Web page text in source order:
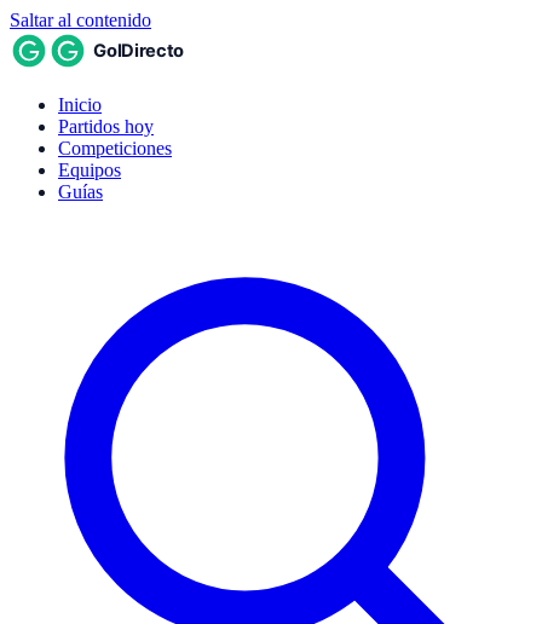
Saltar al contenido
Inicio
Partidos hoy
Competiciones
Equipos
Guías